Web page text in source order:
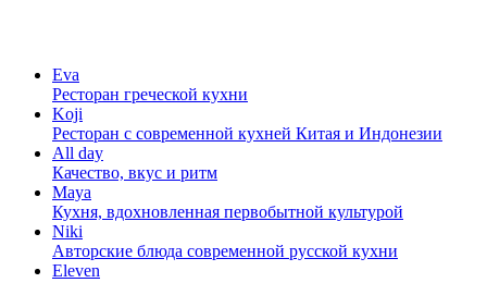
Eva
Ресторан греческой кухни
Koji
Ресторан с cовременной кухней Китая и Индонезии
All day
Качество, вкус и ритм
Maya
Кухня, вдохновленная первобытной культурой
Niki
Авторские блюда современной русской кухни
Eleven